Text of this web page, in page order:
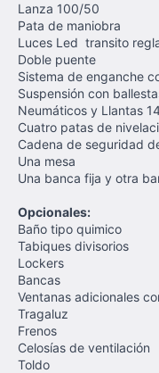
Lanza 100/50
Pata de maniobra
Luces Led transito
Doble puente
Sistema de enganche
Suspensión con
Neumáticos y Llantas
Cuatro patas de
Cadena de seguridad
Una mesa
Una banca fija y otra
Opcionales:
Baño tipo quimico
Tabiques divisorios
Lockers
Bancas
Ventanas adicionales
Tragaluz
Frenos
Celosías de ventilación
Toldo